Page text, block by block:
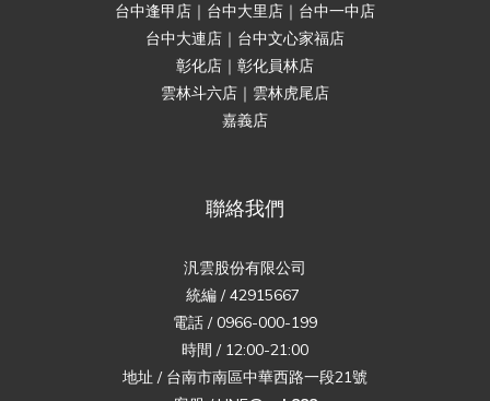
台中逢甲店｜台中大里店｜台中一中店
台中大連店｜台中文心家福店
彰化店｜彰化員林店
雲林斗六店｜雲林虎尾店
嘉義店
聯絡我們
汎雲股份有限公司
統編 / 42915667
電話 / 0966-000-199
時間 / 12:00-21:00
地址 / 台南市南區中華西路一段21號